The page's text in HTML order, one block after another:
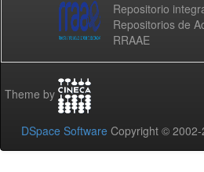
Repositorio
Repositorios de
RRAAE
Theme by
DSpace Software Copyright © 2002-